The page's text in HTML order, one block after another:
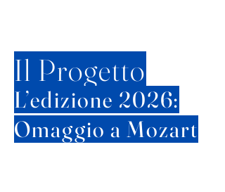
Il Progetto
L’edizione 2026:
Omaggio a Mozart